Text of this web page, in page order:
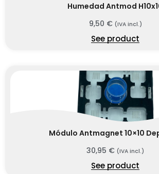
Humedad Antmod
9,50 € (IVA incl.)
See product
Módulo Antmagnet 10×10
30,95 € (IVA incl.)
See product